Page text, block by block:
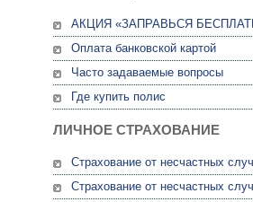
АКЦИЯ «ЗАПРАВЬСЯ
Оплата банковской картой
Часто задаваемые вопросы
Где купить полис
ЛИЧНОЕ СТРАХОВАНИЕ
Страхование от несчастных
Страхование от несчастных